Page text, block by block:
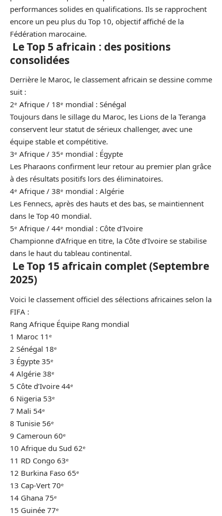
performances solides en qualifications. Ils se rapprochent
encore un peu plus du Top 10, objectif affiché de la
Fédération marocaine.
Le Top 5 africain : des positions
consolidées
Derrière le Maroc, le classement africain se dessine comme
suit :
2ᵉ Afrique / 18ᵉ mondial : Sénégal
Toujours dans le sillage du Maroc, les Lions de la Teranga
conservent leur statut de sérieux challenger, avec une
équipe stable et compétitive.
3ᵉ Afrique / 35ᵉ mondial : Égypte
Les Pharaons confirment leur retour au premier plan grâce
à des résultats positifs lors des éliminatoires.
4ᵉ Afrique / 38ᵉ mondial : Algérie
Les Fennecs, après des hauts et des bas, se maintiennent
dans le Top 40 mondial.
5ᵉ Afrique / 44ᵉ mondial : Côte d’Ivoire
Championne d’Afrique en titre, la Côte d’Ivoire se stabilise
dans le haut du tableau continental.
Le Top 15 africain complet (Septembre
2025)
Voici le classement officiel des sélections africaines selon la
FIFA :
Rang Afrique Équipe Rang mondial
1 Maroc 11ᵉ
2 Sénégal 18ᵉ
3 Égypte 35ᵉ
4 Algérie 38ᵉ
5 Côte d’Ivoire 44ᵉ
6 Nigeria 53ᵉ
7 Mali 54ᵉ
8 Tunisie 56ᵉ
9 Cameroun 60ᵉ
10 Afrique du Sud 62ᵉ
11 RD Congo 63ᵉ
12 Burkina Faso 65ᵉ
13 Cap-Vert 70ᵉ
14 Ghana 75ᵉ
15 Guinée 77ᵉ